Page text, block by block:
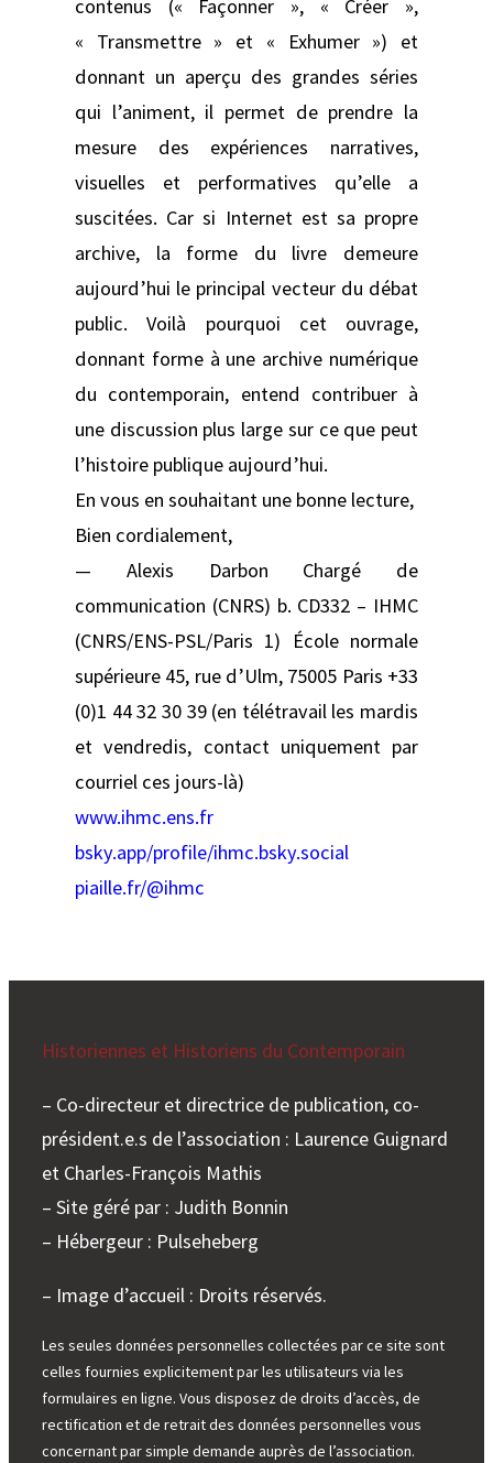
contenus (« Façonner », « Créer »,
« Transmettre » et « Exhumer ») et
donnant un aperçu des grandes séries
qui l’animent, il permet de prendre la
mesure des expériences narratives,
visuelles et performatives qu’elle a
suscitées. Car si Internet est sa propre
archive, la forme du livre demeure
aujourd’hui le principal vecteur du débat
public. Voilà pourquoi cet ouvrage,
donnant forme à une archive numérique
du contemporain, entend contribuer à
une discussion plus large sur ce que peut
l’histoire publique aujourd’hui.
En vous en souhaitant une bonne lecture,
Bien cordialement,
— Alexis Darbon Chargé de
communication (CNRS) b. CD332 – IHMC
(CNRS/ENS-PSL/Paris 1) École normale
supérieure 45, rue d’Ulm, 75005 Paris +33
(0)1 44 32 30 39 (en télétravail les mardis
et vendredis, contact uniquement par
courriel ces jours-là)
www.ihmc.ens.fr
bsky.app/profile/ihmc.bsky.social
piaille.fr/@ihmc
Historiennes et Historiens du Contemporain
– Co-directeur et directrice de publication, co-
président.e.s de l’association : Laurence Guignard
et Charles-François Mathis
– Site géré par : Judith Bonnin
– Hébergeur : Pulseheberg
– Image d’accueil : Droits réservés.
Les seules données personnelles collectées par ce site sont
celles fournies explicitement par les utilisateurs via les
formulaires en ligne. Vous disposez de droits d’accès, de
rectification et de retrait des données personnelles vous
concernant par simple demande auprès de l’association.